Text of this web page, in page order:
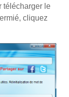
télécharger le
cliquez